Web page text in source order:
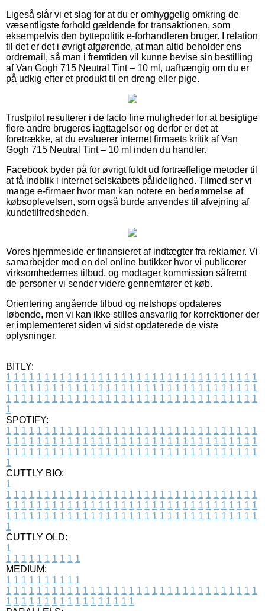
Ligeså slår vi et slag for at du er omhyggelig omkring de
væsentligste forhold gældende for transaktionen, som
eksempelvis den byttepolitik e-forhandleren bruger. I relation
til det er det i øvrigt afgørende, at man altid beholder ens
ordremail, så man i fremtiden vil kunne bevise sin bestilling
af Van Gogh 715 Neutral Tint – 10 ml, uafhængig om du er
på udkig efter et produkt til en dreng eller pige.
Trustpilot resulterer i de facto fine muligheder for at besigtige
flere andre brugeres iagttagelser og derfor er det at
foretrække, at du evaluerer internet firmaets kritik af Van
Gogh 715 Neutral Tint – 10 ml inden du handler.
Facebook byder på for øvrigt fuldt ud fortræffelige metoder til
at få indblik i internet selskabets pålidelighed. Tilmed ser vi
mange e-firmaer hvor man kan notere en bedømmelse af
købsoplevelsen, som også burde anvendes til afvejning af
kundetilfredsheden.
Vores hjemmeside er finansieret af indtægter fra reklamer. Vi
samarbejder med en del online butikker hvor vi publicerer
virksomhedernes tilbud, og modtager kommission såfremt
de personer vi sender videre gennemfører et køb.
Orientering angående tilbud og netshops opdateres
løbende, men vi kan ikke stilles ansvarlig for korrektioner der
er implementeret siden vi sidst opdaterede de viste
oplysninger.
BITLY:
1 1 1 1 1 1 1 1 1 1 1 1 1 1 1 1 1 1 1 1 1 1 1 1 1 1 1 1 1 1 1 1 1
1 1 1 1 1 1 1 1 1 1 1 1 1 1 1 1 1 1 1 1 1 1 1 1 1 1 1 1 1 1 1 1 1
1 1 1 1 1 1 1 1 1 1 1 1 1 1 1 1 1 1 1 1 1 1 1 1 1 1 1 1 1 1 1 1 1
1
SPOTIFY:
1 1 1 1 1 1 1 1 1 1 1 1 1 1 1 1 1 1 1 1 1 1 1 1 1 1 1 1 1 1 1 1 1
1 1 1 1 1 1 1 1 1 1 1 1 1 1 1 1 1 1 1 1 1 1 1 1 1 1 1 1 1 1 1 1 1
1 1 1 1 1 1 1 1 1 1 1 1 1 1 1 1 1 1 1 1 1 1 1 1 1 1 1 1 1 1 1 1 1
1
CUTTLY BIO:
1
1 1 1 1 1 1 1 1 1 1 1 1 1 1 1 1 1 1 1 1 1 1 1 1 1 1 1 1 1 1 1 1 1
1 1 1 1 1 1 1 1 1 1 1 1 1 1 1 1 1 1 1 1 1 1 1 1 1 1 1 1 1 1 1 1 1
1 1 1 1 1 1 1 1 1 1 1 1 1 1 1 1 1 1 1 1 1 1 1 1 1 1 1 1 1 1 1 1 1
1
CUTTLY OLD:
1
1 1 1 1 1 1 1 1 1 1
MEDIUM:
1 1 1 1 1 1 1 1 1 1
1 1 1 1 1 1 1 1 1 1 1 1 1 1 1 1 1 1 1 1 1 1 1 1 1 1 1 1 1 1 1 1 1
1 1 1 1 1 1 1 1 1 1 1 1 1 1 1 1 1